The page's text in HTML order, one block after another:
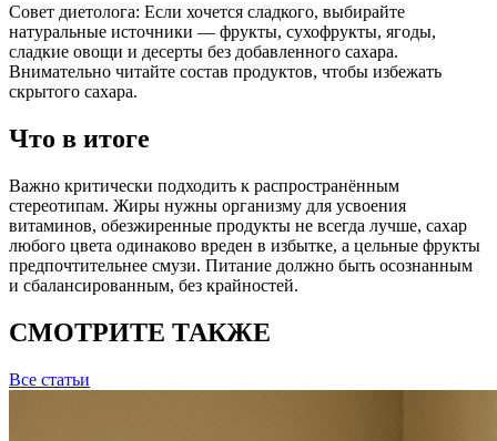
Совет диетолога: Если хочется сладкого, выбирайте
натуральные источники — фрукты, сухофрукты, ягоды,
сладкие овощи и десерты без добавленного сахара.
Внимательно читайте состав продуктов, чтобы избежать
скрытого сахара.
Что в итоге
Важно критически подходить к распространённым
стереотипам. Жиры нужны организму для усвоения
витаминов, обезжиренные продукты не всегда лучше, сахар
любого цвета одинаково вреден в избытке, а цельные фрукты
предпочтительнее смузи. Питание должно быть осознанным
и сбалансированным, без крайностей.
СМОТРИТЕ ТАКЖЕ
Все статьи